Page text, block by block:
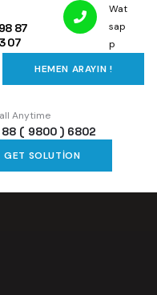
87
07
Wat
sap
p
HEMEN ARAYIN !
Anytime
88 ( 9800 ) 6802
GET SOLUTION